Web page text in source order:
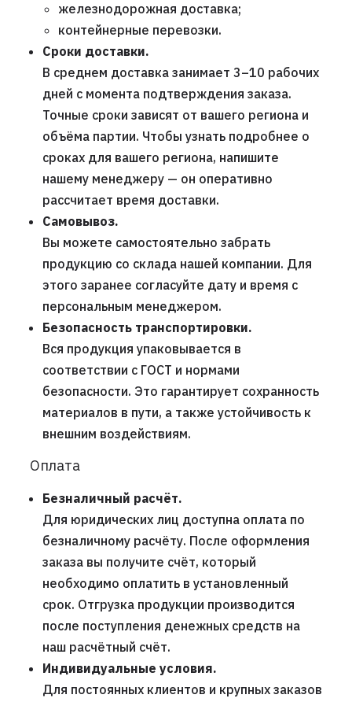
железнодорожная доставка;
контейнерные перевозки.
Сроки доставки.
В среднем доставка занимает 3–10 рабочих
дней с момента подтверждения заказа.
Точные сроки зависят от вашего региона и
объёма партии. Чтобы узнать подробнее о
сроках для вашего региона, напишите
нашему менеджеру — он оперативно
рассчитает время доставки.
Самовывоз.
Вы можете самостоятельно забрать
продукцию со склада нашей компании. Для
этого заранее согласуйте дату и время с
персональным менеджером.
Безопасность транспортировки.
Вся продукция упаковывается в
соответствии с ГОСТ и нормами
безопасности. Это гарантирует сохранность
материалов в пути, а также устойчивость к
внешним воздействиям.
Оплата
Безналичный расчёт.
Для юридических лиц доступна оплата по
безналичному расчёту. После оформления
заказа вы получите счёт, который
необходимо оплатить в установленный
срок. Отгрузка продукции производится
после поступления денежных средств на
наш расчётный счёт.
Индивидуальные условия.
Для постоянных клиентов и крупных заказов